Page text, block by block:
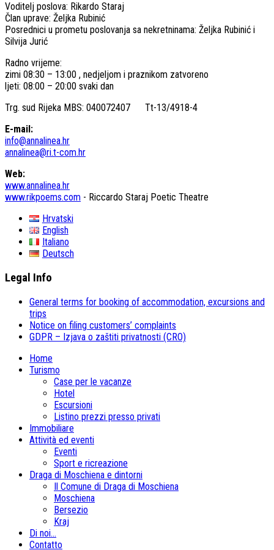
Voditelj poslova: Rikardo Staraj
Član uprave: Željka Rubinić
Posrednici u prometu poslovanja sa nekretninama: Željka Rubinić i
Silvija Jurić
Radno vrijeme:
zimi 08:30 – 13:00 , nedjeljom i praznikom zatvoreno
ljeti: 08:00 – 20:00 svaki dan
Trg. sud Rijeka MBS: 040072407 Tt-13/4918-4
E-mail:
info@annalinea.hr
annalinea@ri.t-com.hr
Web:
www.annalinea.hr
www.rikpoems.com - Riccardo Staraj Poetic Theatre
Hrvatski
English
Italiano
Deutsch
Legal Info
General terms for booking of accommodation, excursions and
trips
Notice on filing customers’ complaints
GDPR – Izjava o zaštiti privatnosti (CRO)
Home
Turismo
Case per le vacanze
Hotel
Escursioni
Listino prezzi presso privati
Immobiliare
Attività ed eventi
Eventi
Sport e ricreazione
Draga di Moschiena e dintorni
Il Comune di Draga di Moschiena
Moschiena
Bersezio
Kraj
Di noi…
Contatto